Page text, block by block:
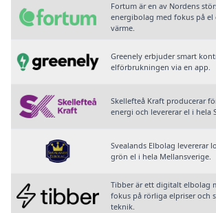
Fortum är en av Nordens
energibolag med fokus på el
värme.
Greenely erbjuder smart
elförbrukningen via en app.
Skellefteå Kraft producerar
energi och levererar el i hela
Svealands Elbolag levererar
grön el i hela Mellansverige.
Tibber är ett digitalt elbolag
fokus på rörliga elpriser och
teknik.